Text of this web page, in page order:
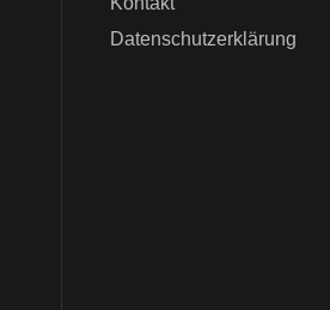
Datenschutzerklärung